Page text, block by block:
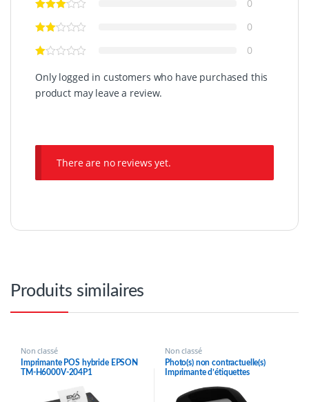
0
0
0
Only logged in customers who have purchased this
product may leave a review.
There are no reviews yet.
Produits similaires
Non classé
Imprimante POS hybride EPSON
TM-H6000V-204P1
Non classé
Photo(s) non contractuelle(s)
Imprimante d’étiquettes